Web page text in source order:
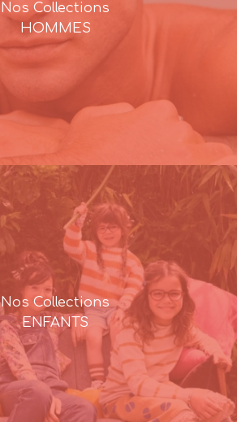
Nos Collections
HOMMES
Nos Collections
ENFANTS